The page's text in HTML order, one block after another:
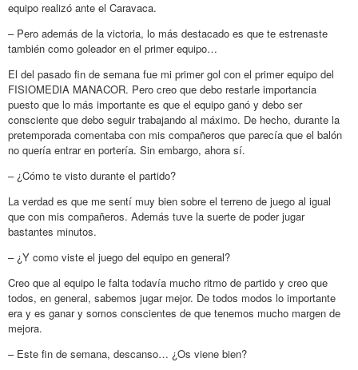
equipo realizó ante el Caravaca.
– Pero además de la victoria, lo más destacado es que te estrenaste
también como goleador en el primer equipo…
El del pasado fin de semana fue mi primer gol con el primer equipo del
FISIOMEDIA MANACOR. Pero creo que debo restarle importancia
puesto que lo más importante es que el equipo ganó y debo ser
consciente que debo seguir trabajando al máximo. De hecho, durante la
pretemporada comentaba con mis compañeros que parecía que el balón
no quería entrar en portería. Sin embargo, ahora sí.
– ¿Cómo te visto durante el partido?
La verdad es que me sentí muy bien sobre el terreno de juego al igual
que con mis compañeros. Además tuve la suerte de poder jugar
bastantes minutos.
– ¿Y como viste el juego del equipo en general?
Creo que al equipo le falta todavía mucho ritmo de partido y creo que
todos, en general, sabemos jugar mejor. De todos modos lo importante
era y es ganar y somos conscientes de que tenemos mucho margen de
mejora.
– Este fin de semana, descanso… ¿Os viene bien?